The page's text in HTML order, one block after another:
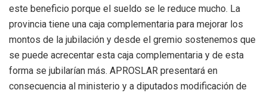
este beneficio porque el sueldo se le reduce mucho. La
provincia tiene una caja complementaria para mejorar los
montos de la jubilación y desde el gremio sostenemos que
se puede acrecentar esta caja complementaria y de esta
forma se jubilarían más. APROSLAR presentará en
consecuencia al ministerio y a diputados modificación de